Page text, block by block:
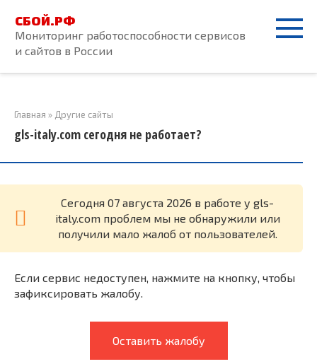
контенту
СБОЙ.РФ
Мониторинг работоспособности сервисов
и сайтов в России
Главная » Другие сайты
gls-italy.com сегодня не работает?
Cегодня 07 августа 2026 в работе у gls-
italy.com проблем мы не обнаружили или
получили мало жалоб от пользователей.
Если сервис недоступен, нажмите на кнопку, чтобы
зафиксировать жалобу.
Оставить жалобу